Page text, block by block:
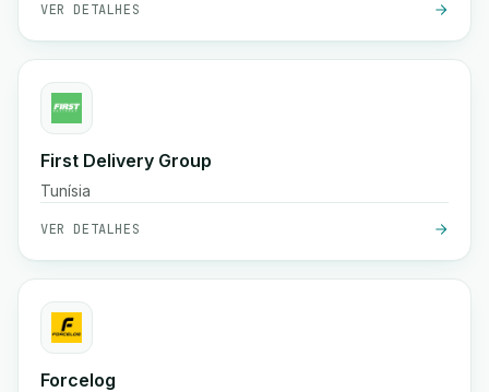
real para empresas e lojas online.
VER DETALHES
First Delivery Group
Tunísia
VER DETALHES
Forcelog